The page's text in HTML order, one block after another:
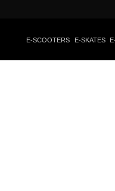
E-SCOOTERS E-SKATES